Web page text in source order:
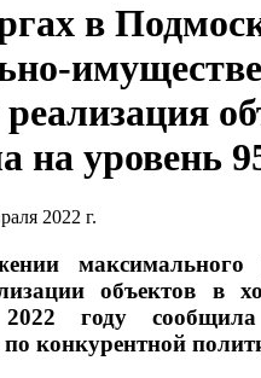
в
на уровень
2022 г.
максимального
объектов в
году сообщила
конкурентной